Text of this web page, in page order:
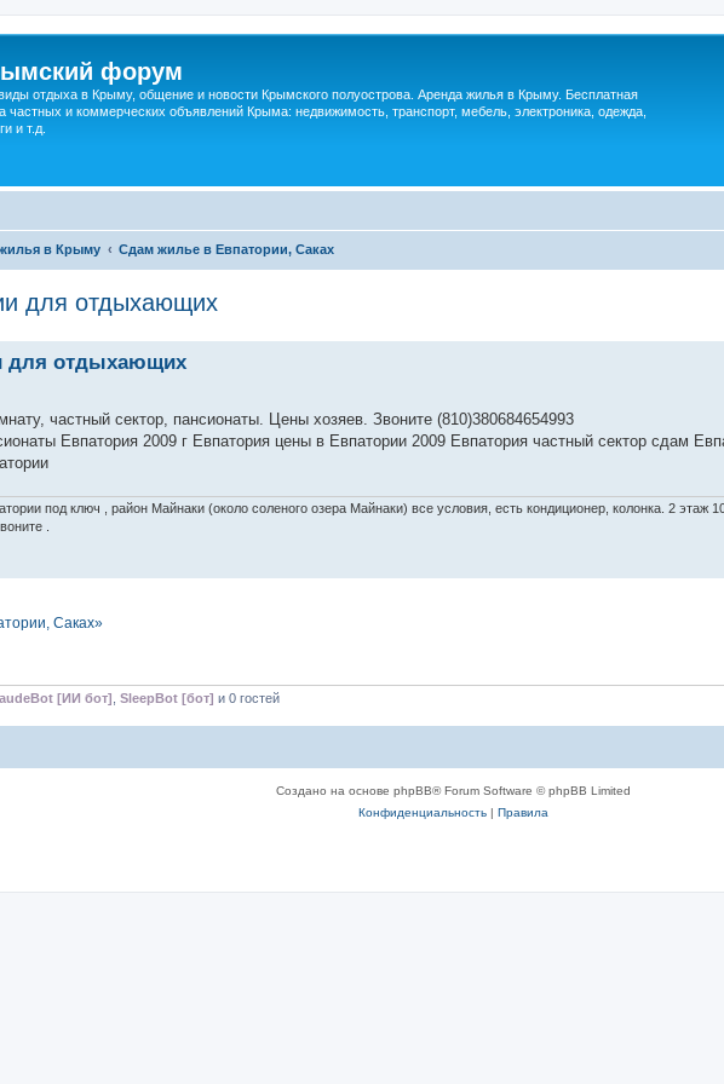
форум
отдыха в Крыму, общение и новости Крымского полуострова. Аренда жилья в Крыму. Бесплатная
частных и коммерческих объявлений Крыма: недвижимость, транспорт, мебель, электроника, одежда,
и т.д.
в Крыму Сдам жилье в Евпатории, Саках
для отдыхающих
для отдыхающих
частный сектор, пансионаты. Цены хозяев. Звоните (810)380684654993
Евпатория 2009 г Евпатория цены в Евпатории 2009 Евпатория частный сектор сдам
под ключ , район Майнаки (около соленого озера Майнаки) все условия, есть кондиционер, колонка. 2 этаж
.
Саках»
[ИИ бот] SleepBot [бот] и 0 гостей
Создано на основе phpBB® Forum Software © phpBB Limited
Конфиденциальность| Правила